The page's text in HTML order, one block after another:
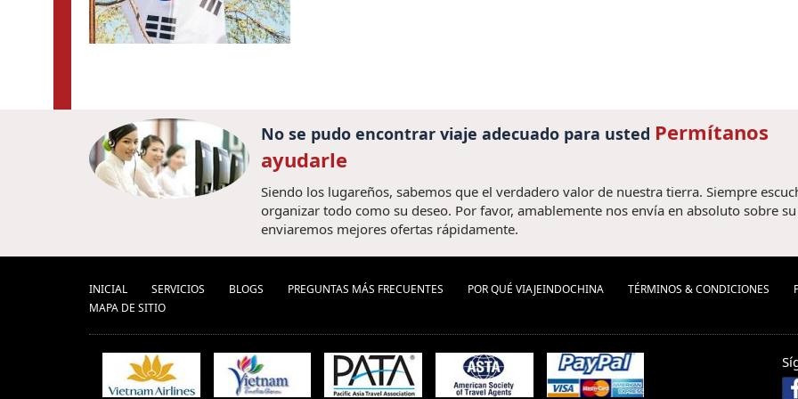
No se pudo encontrar viaje adecuado para usted Permítanos
ayudarle
Siendo los lugareños, sabemos que el verdadero valor de nuestra tierra. Siempre
organizar todo como su deseo. Por favor, amablemente nos envía en absoluto sobre
enviaremos mejores ofertas rápidamente.
INICIAL SERVICIOS BLOGS PREGUNTAS MÁS FRECUENTES POR QUÉ VIAJEINDOCHINA TÉRMINOS & CONDICIONES
MAPA DE SITIO